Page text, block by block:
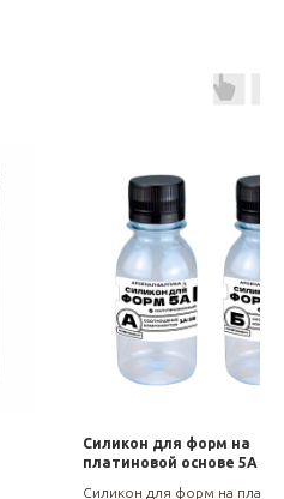
Силикон для форм на
платиновой основе 5А
Силикон для форм на